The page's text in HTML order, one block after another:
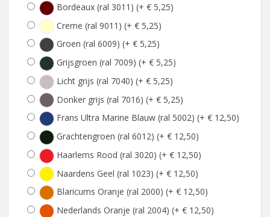
Bordeaux (ral 3011) (+ € 5,25)
Creme (ral 9011) (+ € 5,25)
Groen (ral 6009) (+ € 5,25)
Grijsgroen (ral 7009) (+ € 5,25)
Licht grijs (ral 7040) (+ € 5,25)
Donker grijs (ral 7016) (+ € 5,25)
Frans Ultra Marine Blauw (ral 5002) (+ € 12,50)
Grachtengroen (ral 6012) (+ € 12,50)
Haarlems Rood (ral 3020) (+ € 12,50)
Naardens Geel (ral 1023) (+ € 12,50)
Blaricums Oranje (ral 2000) (+ € 12,50)
Nederlands Oranje (ral 2004) (+ € 12,50)